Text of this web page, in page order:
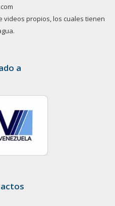
videos propios, los cuales tienen
a